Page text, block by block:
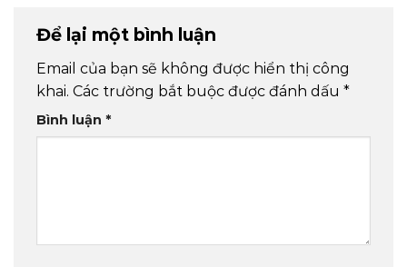
Để lại một bình luận
Email của bạn sẽ không được hiển thị công
khai. Các trường bắt buộc được đánh dấu *
Bình luận *